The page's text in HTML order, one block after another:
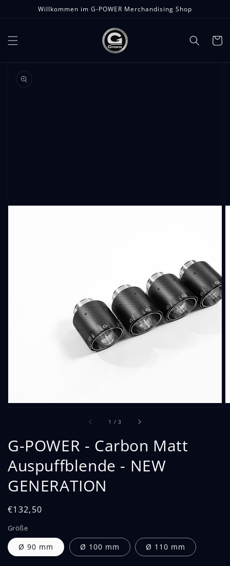
Willkommen im G-POWER Merchandising Shop
1 /von
3
G-POWER - Carbon Matt
Auspuffblende - NEW
GENERATION
Normaler
€132,50
Größe
Ø 90 mm Ø 100 mm Ø 110 mm